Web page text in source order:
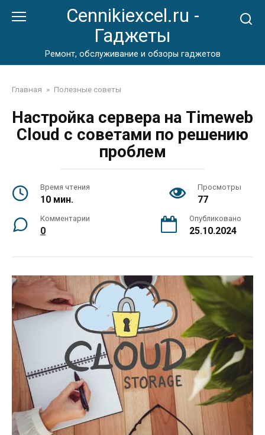
Cennikiexcel.ru -
Гаджеты
Ремонт, обслуживание и обзоры гаджетов
Главная » Полезные советы
Настройка сервера на Timeweb
Cloud с советами по решению
проблем
Время чтения
10 мин.
Просмотры
77
Комментарии
0
Опубликовано
25.10.2024